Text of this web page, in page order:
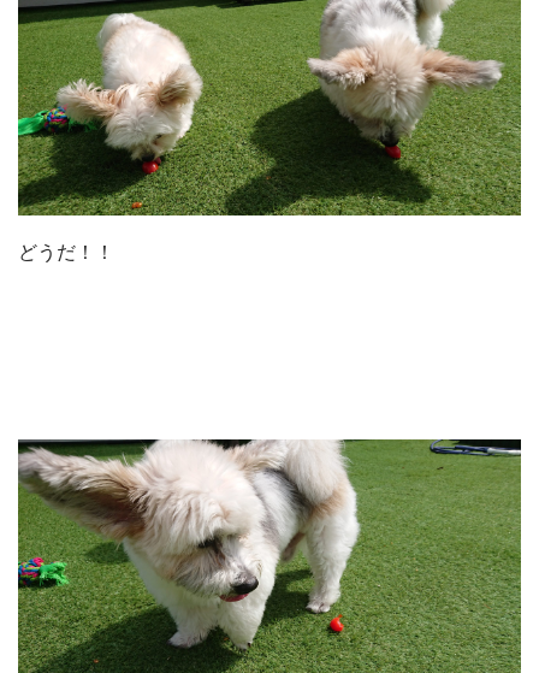
どうだ！！